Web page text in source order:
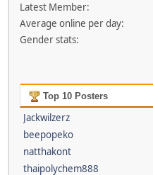
Latest Member:
Average online per day:
Gender stats:
Top 10 Posters
Jackwilzerz
beepopeko
natthakont
thaipolychem888